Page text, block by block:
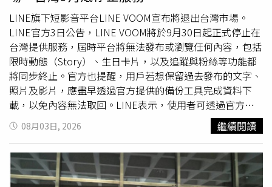
LINE旗下短影音平台LINE VOOM宣布將退出台灣市場。
LINE官方3日公告，LINE VOOM將於9月30日起正式停止在
台灣提供服務，屆時平台將無法發布或瀏覽任何內容，包括
限時動態（Story）、生日卡片，以及追蹤與粉絲等功能都
將同步終止。官方也提醒，用戶若想保留過去發布的文字、
照片及影片，應盡早透過官方提供的備份工具完成資料下
載，以免內容無法取回。LINE表示，使用者可透過官方備
份工具申請下載個人資料，但每個
僅能備份一次，且一
旦完成備份申請，之後新增的貼文內容將無法再次納入備
份，因此建議用戶確認所有想保留的內容都已發布後，再進
行備份作業，以免遺漏重要資料。此外，若希望持續關注喜
愛創作者的最新消息，LINE建議改為加入創作者的官方帳
08月03日, 2026 繼續閱讀